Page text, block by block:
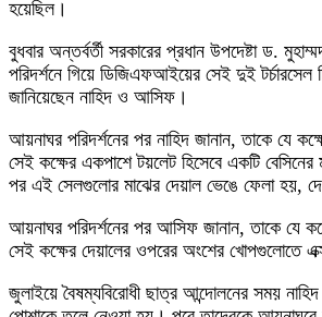
হয়েছিল।
বুধবার অন্তর্বর্তী সরকারের প্রধান উপদেষ্টা ড.
পরিদর্শনে গিয়ে ডিজিএফআইয়ের সেই দুই টর্চারসেল
জানিয়েছেন নাহিদ ও আসিফ।
আয়নাঘর পরিদর্শনের পর নাহিদ জানান, তাকে যে
সেই কক্ষের একপাশে টয়লেট হিসেবে একটি
পর এই সেলগুলোর মাঝের দেয়াল ভেঙে ফেলা হয়,
আয়নাঘর পরিদর্শনের পর আসিফ জানান, তাকে যে
সেই কক্ষের দেয়ালের ওপরের অংশের খোপগুলোতে
জুলাইয়ে বৈষম্যবিরোধী ছাত্র আন্দোলনের সময়